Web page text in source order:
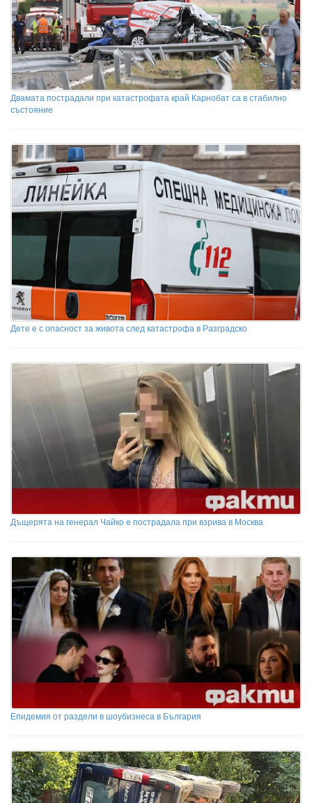
Двамата пострадали при катастрофата край Карнобат са в стабилно
състояние
Дете е с опасност за живота след катастрофа в Разградско
Дъщерята на генерал Чайко е пострадала при взрива в Москва
Епидемия от раздели в шоубизнеса в България